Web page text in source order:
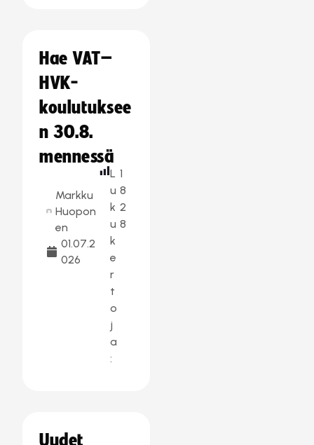
Hae VAT–
HVK-
koulutuksee
n 30.8.
mennessä
Markku
Huopon
en
01.07.2
026
L
u
k
u
k
e
r
t
o
j
a
:
1
8
2
8
Uudet